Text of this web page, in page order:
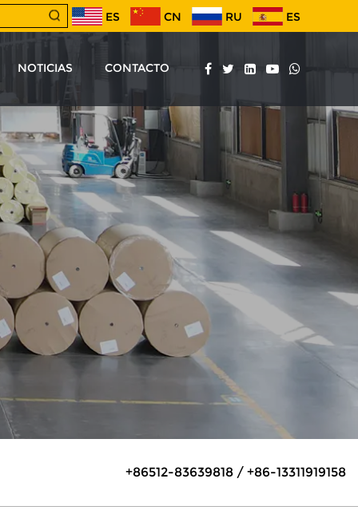
ES CN RU ES
NOTICIAS CONTACTO
+86512-83639818 / +86-13311919158